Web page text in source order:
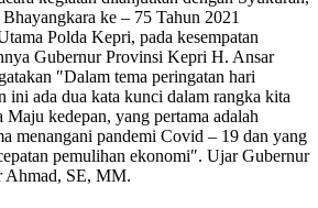
ke – 75 Tahun 2021
Polda Kepri, pada kesempatan
Gubernur Provinsi Kepri H. Ansar
″Dalam tema peringatan hari
ini ada dua kata kunci dalam rangka kita
kedepan, yang pertama adalah
menangani pandemi Covid – 19 dan yang
pemulihan ekonomi″. Ujar Gubernur
Ahmad, SE, MM.